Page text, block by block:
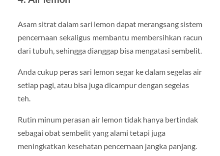
Asam sitrat dalam sari lemon dapat merangsang sistem
pencernaan sekaligus membantu membersihkan racun
dari tubuh, sehingga dianggap bisa mengatasi sembelit.
Anda cukup peras sari lemon segar ke dalam segelas air
setiap pagi, atau bisa juga dicampur dengan segelas
teh.
Rutin minum perasan air lemon tidak hanya bertindak
sebagai obat sembelit yang alami tetapi juga
meningkatkan kesehatan pencernaan jangka panjang.